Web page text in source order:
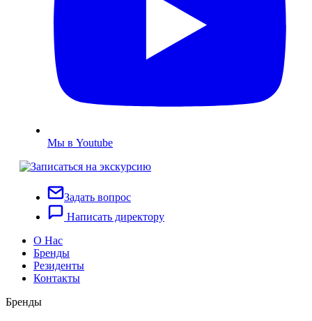
Мы в Youtube
Задать вопрос
Написать директору
О Нас
Бренды
Резиденты
Контакты
Бренды